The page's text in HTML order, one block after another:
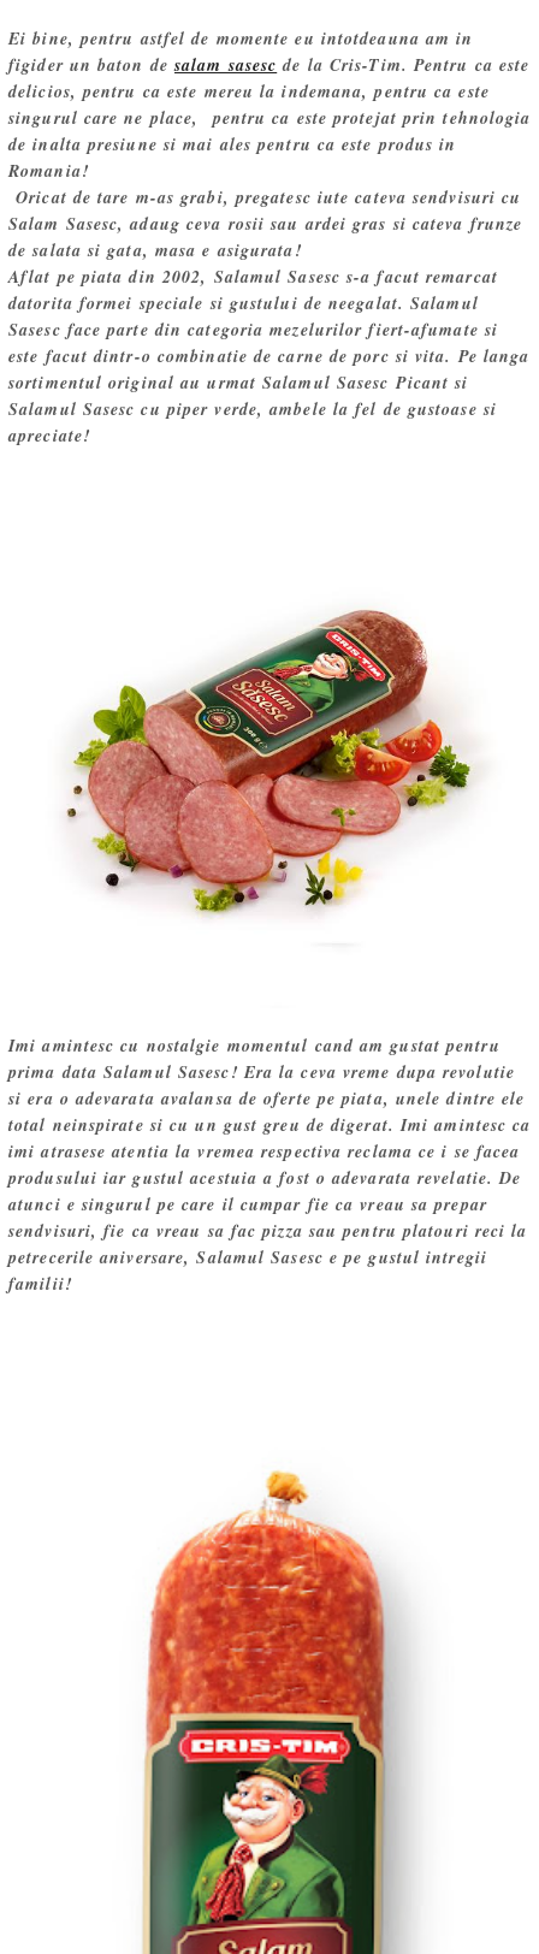
Ei bine, pentru astfel de momente eu intotdeauna am in
figider un baton desalam sasesc de la Cris-Tim. Pentru ca este
delicios, pentru ca este mereu la indemana, pentru ca este
singurul care ne place, pentru ca este protejat prin tehnologia
de inalta presiune si mai ales pentru ca este produs in
Romania!
Oricat de tare m-as grabi, pregatesc iute cateva sendvisuri cu
Salam Sasesc, adaug ceva rosii sau ardei gras si cateva frunze
de salata si gata, masa e asigurata!
Aflat pe piata din 2002, Salamul Sasesc s-a facut remarcat
datorita formei speciale si gustului de neegalat. Salamul
Sasesc face parte din categoria mezelurilor fiert-afumate si
este facut dintr-o combinatie de carne de porc si vita. Pe langa
sortimentul original au urmat Salamul Sasesc Picant si
Salamul Sasesc cu piper verde, ambele la fel de gustoase si
apreciate!
Imi amintesc cu nostalgie momentul cand am gustat pentru
prima data Salamul Sasesc! Era la ceva vreme dupa revolutie
si era o adevarata avalansa de oferte pe piata, unele dintre ele
total neinspirate si cu un gust greu de digerat. Imi amintesc ca
imi atrasese atentia la vremea respectiva reclama ce i se facea
produsului iar gustul acestuia a fost o adevarata revelatie. De
atunci e singurul pe care il cumpar fie ca vreau sa prepar
sendvisuri, fie ca vreau sa fac pizza sau pentru platouri reci la
petrecerile aniversare, Salamul Sasesc e pe gustul intregii
familii!